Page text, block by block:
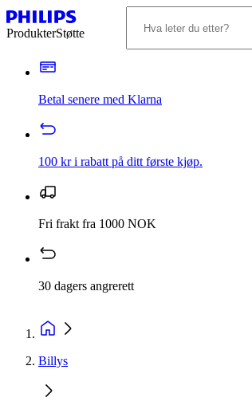
ProdukterStøtte
Betal senere med Klarna
100 kr i rabatt på ditt første kjøp.
Fri frakt fra 1000 NOK
30 dagers angrerett
Billys